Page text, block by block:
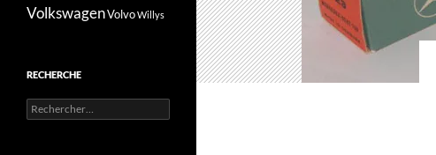
VolkswagenVolvoWillys
RECHERCHE
Rechercher :